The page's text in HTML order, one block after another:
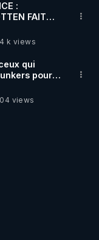
:
FAIT
k views
qui
pour
monde
views